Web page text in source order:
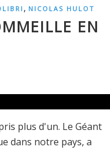
, NICOLAS HULOT
EN
plus d'un. Le Géant
dans notre pays, a